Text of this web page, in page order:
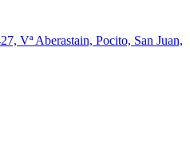
Vª Aberastain, Pocito, San Juan,